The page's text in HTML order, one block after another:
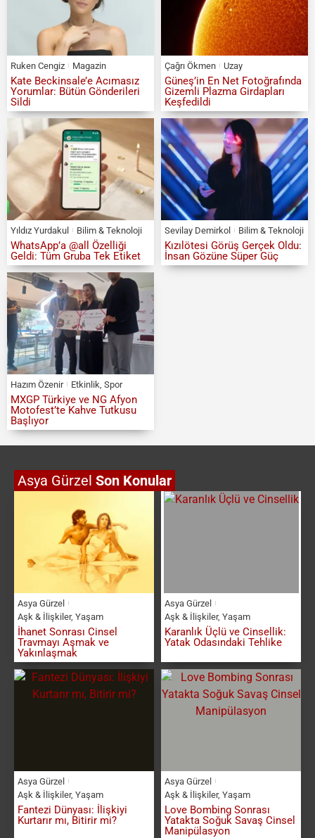
Ruken Cengiz Magazin
Kate Beckinsale’e Acımasız
Yorumlar: Bütün Gönderileri
Sildi
Çağrı Ökmen Uzay
Güneş’in En Net Fotoğrafında
Gizemli Plazma Girdapları
Keşfedildi
Yıldız Yurdakul Bilim & Teknoloji
WhatsApp’a @all Özelliği
Geldi: Tüm Gruba Tek Etiket
Sevilay Demirkol Bilim & Teknoloji
Kızılötesi Görüş Gerçek Oldu:
İnsan Gözüne Süper Güç
Hazım Özenir Etkinlik Spor
MXGP Türkiye ve NG Afyon
Motofest’te Kahve Tutkusu
Başlıyor
Asya Gürzel Son Konular
Asya Gürzel
Aşk & İlişkiler, Yaşam
İhanet Sonrası Cinsel
Travmayı Aşmak ve
Yakınlaşmak
Asya Gürzel
Aşk & İlişkiler, Yaşam
Karanlık Üçlü ve Cinsellik:
Yatak Odasındaki Tehlike
Asya Gürzel
Aşk & İlişkiler, Yaşam
Fantezi Dünyası: İlişkiyi
Kurtarır mı, Bitirir mi?
Asya Gürzel
Aşk & İlişkiler, Yaşam
Love Bombing Sonrası
Yatakta Soğuk Savaş Cinsel
Manipülasyon